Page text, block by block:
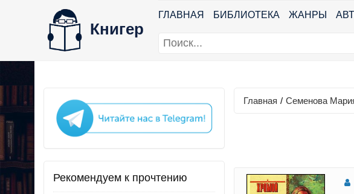
Книгер
ГЛАВНАЯ БИБЛИОТЕКА ЖАНРЫ
Рекомендуем к прочтению
Главная / Семенова